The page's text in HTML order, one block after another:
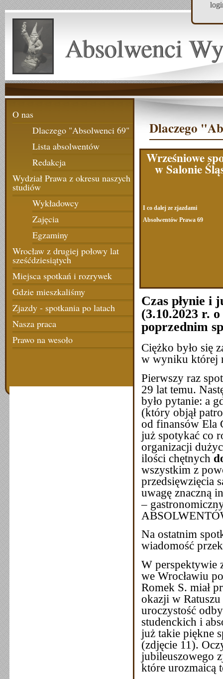
Absolwenci
O nas
Dlaczego "Absolwenci 69"
Lista absolwentów
Redakcja
Wydział Prawa z okresu naszych
studiów
Wykładowcy
Zajęcia
Egzaminy
Wrocław z drugiej połowy lat
sześćdziesiątych
Miejsca spotkań i rozrywek
Gdzie mieszkaliśmy
Zjazdy - spotkania po latach
Nasza praca
Prawo na wesoło
Dlaczego
Wrześniowe
w Salonie
I co dalej ze zjazdami
Absolwentów Prawa 69
Czas płynie i
(3.10.2023 r.
poprzednim
Ciężko było się
w wyniku której
Pierwszy raz
29 lat temu.
było pytanie: a
(który objął
od finansów Ela
już spotykać co
organizacji
ilości chętnych
wszystkim z
przedsięwzięcia
uwagę znaczną
–
Na ostatnim
wiadomość
W perspektywie
we Wrocławiu
Romek S. miał
okazji w
uroczystość
studenckich i
już takie piękne
(zdjęcie 11).
jubileuszowego
które urozmaicą